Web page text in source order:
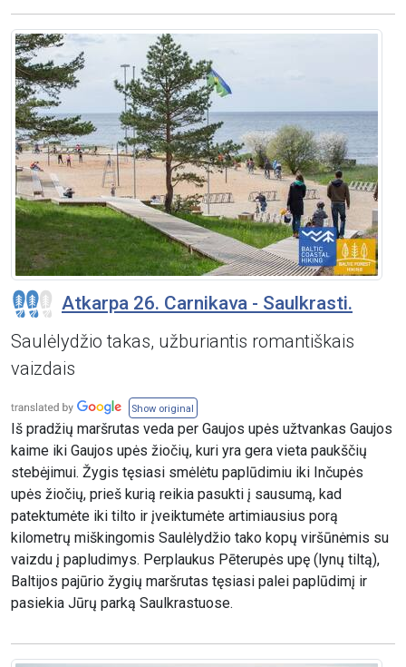
Atkarpa 26. Carnikava - Saulkrasti.
Saulėlydžio takas, užburiantis romantiškais
vaizdais
Show original
Iš pradžių maršrutas veda per Gaujos upės užtvankas Gaujos
kaime iki Gaujos upės žiočių, kuri yra gera vieta paukščių
stebėjimui. Žygis tęsiasi smėlėtu paplūdimiu iki Inčupės
upės žiočių, prieš kurią reikia pasukti į sausumą, kad
patektumėte iki tilto ir įveiktumėte artimiausius porą
kilometrų miškingomis Saulėlydžio tako kopų viršūnėmis su
vaizdu į papludimys. Perplaukus Pēterupės upę (lynų tiltą),
Baltijos pajūrio žygių maršrutas tęsiasi palei paplūdimį ir
pasiekia Jūrų parką Saulkrastuose.